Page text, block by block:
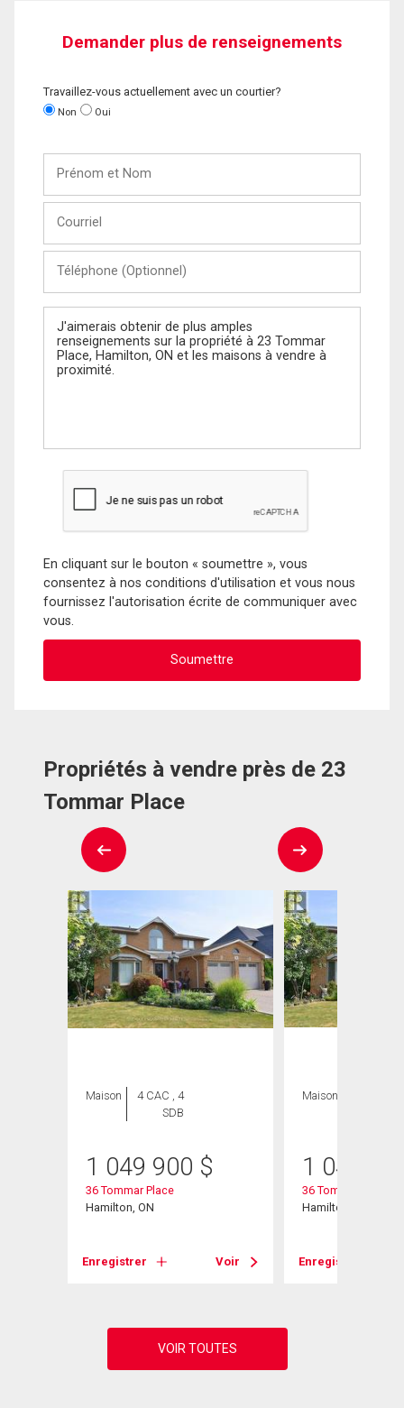
Demander plus de renseignements
Travaillez-vous actuellement avec un courtier?
Non Oui
Nom
(Optionnel)
Message
En cliquant sur le bouton « soumettre », vous
consentez à nos conditions d'utilisation et vous nous
fournissez l'autorisation écrite de communiquer avec
vous.
Propriétés à vendre près de 23
Tommar Place
Maison
4 CAC , 4
SDB
1 049 900 $
36 Tommar Place
Hamilton, ON
Enregistrer Voir
Maison
1 049
36 Tommar Place
Hamilton, ON
Enregistrer